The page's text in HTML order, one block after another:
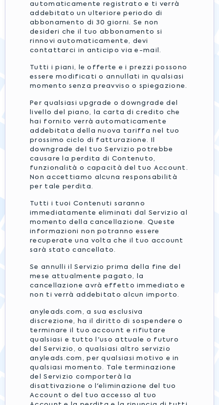
automaticamente registrato e ti verrà
addebitato un ulteriore periodo di
abbonamento di 30 giorni. Se non
desideri che il tuo abbonamento si
rinnovi automaticamente, devi
contattarci in anticipo via e-mail.
Tutti i piani, le offerte e i prezzi possono
essere modificati o annullati in qualsiasi
momento senza preavviso o spiegazione.
Per qualsiasi upgrade o downgrade del
livello del piano, la carta di credito che
hai fornito verrà automaticamente
addebitata della nuova tariffa nel tuo
prossimo ciclo di fatturazione. Il
downgrade del tuo Servizio potrebbe
causare la perdita di Contenuto,
funzionalità o capacità del tuo Account.
Non accettiamo alcuna responsabilità
per tale perdita.
Tutti i tuoi Contenuti saranno
immediatamente eliminati dal Servizio al
momento della cancellazione. Queste
informazioni non potranno essere
recuperate una volta che il tuo account
sarà stato cancellato.
Se annulli il Servizio prima della fine del
mese attualmente pagato, la
cancellazione avrà effetto immediato e
non ti verrà addebitato alcun importo.
anyleads.com, a sua esclusiva
discrezione, ha il diritto di sospendere o
terminare il tuo account e rifiutare
qualsiasi e tutto l'uso attuale o futuro
del Servizio, o qualsiasi altro servizio
anyleads.com, per qualsiasi motivo e in
qualsiasi momento. Tale terminazione
del Servizio comporterà la
disattivazione o l'eliminazione del tuo
Account o del tuo accesso al tuo